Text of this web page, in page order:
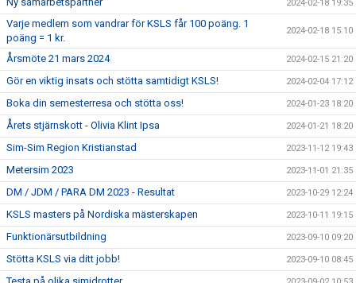
2024-02-18 19:35
Varje medlem som vandrar för KSLS får 100 poäng. 1
poäng = 1 kr.
2024-02-18 15:10
Årsmöte 21 mars 2024 2024-02-15 21:20
Gör en viktig insats och stötta samtidigt KSLS! 2024-02-04 17:12
Boka din semesterresa och stötta oss! 2024-01-23 18:20
Årets stjärnskott - Olivia Klint Ipsa 2024-01-21 18:20
Sim-Sim Region Kristianstad 2023-11-12 19:43
Metersim 2023 2023-11-01 21:35
DM / JDM / PARA DM 2023 - Resultat 2023-10-29 12:24
KSLS masters på Nordiska mästerskapen 2023-10-11 19:15
Funktionärsutbildning 2023-09-10 09:20
Stötta KSLS via ditt jobb! 2023-09-10 08:45